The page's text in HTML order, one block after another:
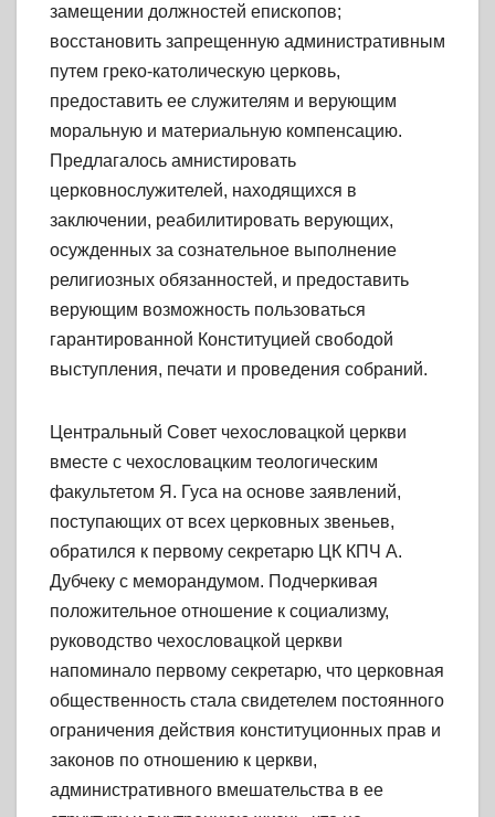
замещении должностей епископов;
восстановить запрещенную административным
путем греко-католическую церковь,
предоставить ее служителям и верующим
моральную и материальную компенсацию.
Предлагалось амнистировать
церковнослужителей, находящихся в
заключении, реабилитировать верующих,
осужденных за сознательное выполнение
религиозных обязанностей, и предоставить
верующим возможность пользоваться
гарантированной Конституцией свободой
выступления, печати и проведения собраний.
Центральный Совет чехословацкой церкви
вместе с чехословацким теологическим
факультетом Я. Гуса на основе заявлений,
поступающих от всех церковных звеньев,
обратился к первому секретарю ЦК КПЧ А.
Дубчеку с меморандумом. Подчеркивая
положительное отношение к социализму,
руководство чехословацкой церкви
напоминало первому секретарю, что церковная
общественность стала свидетелем постоянного
ограничения действия конституционных прав и
законов по отношению к церкви,
административного вмешательства в ее